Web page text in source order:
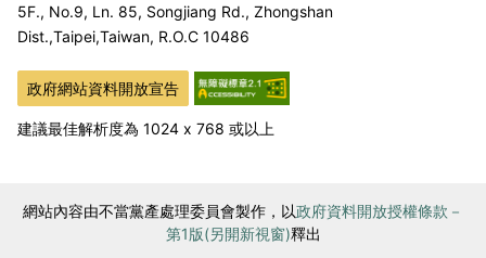
5F., No.9, Ln. 85, Songjiang Rd., Zhongshan
Dist.,Taipei,Taiwan, R.O.C 10486
政府網站資料開放宣告
建議最佳解析度為 1024 x 768 或以上
網站內容由不當黨產處理委員會製作，以政府資料開放授權條款－
第1版(另開新視窗)釋出